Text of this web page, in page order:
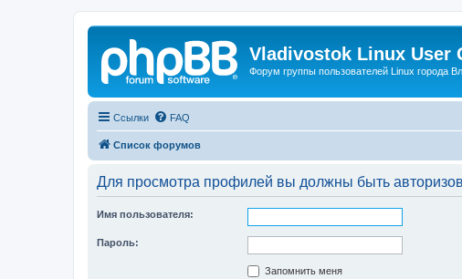
Vladivostok Linux User
Форум группы пользователей Linux города
Ссылки FAQ
Список форумов
Для просмотра профилей вы должны быть
Имя пользователя:
Пароль:
Запомнить меня